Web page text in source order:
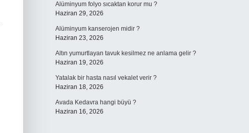
Alüminyum folyo sıcaktan korur mu ?
Haziran 29, 2026
Alüminyum kanserojen midir ?
Haziran 23, 2026
Altın yumurtlayan tavuk kesilmez ne anlama gelir ?
Haziran 19, 2026
Yatalak bir hasta nasıl vekalet verir ?
Haziran 18, 2026
Avada Kedavra hangi büyü ?
Haziran 16, 2026